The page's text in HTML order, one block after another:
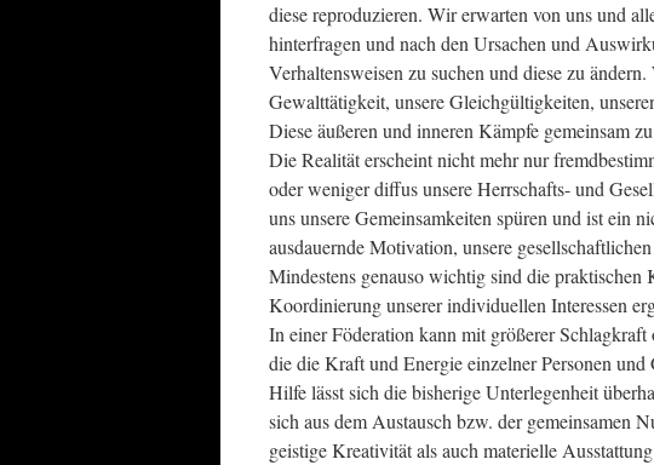
diese reproduzieren. Wir erwarten von uns und
hinterfragen und nach den Ursachen und
Verhaltensweisen zu suchen und diese zu
Gewalttätigkeit, unsere Gleichgültigkeiten,
Diese äußeren und inneren Kämpfe gemeinsam
Die Realität erscheint nicht mehr nur
oder weniger diffus unsere Herrschafts- und
uns unsere Gemeinsamkeiten spüren und ist ein
ausdauernde Motivation, unsere
Mindestens genauso wichtig sind die
Koordinierung unserer individuellen Interessen
In einer Föderation kann mit größerer
die die Kraft und Energie einzelner Personen
Hilfe lässt sich die bisherige Unterlegenheit
sich aus dem Austausch bzw. der gemeinsamen
geistige Kreativität als auch materielle